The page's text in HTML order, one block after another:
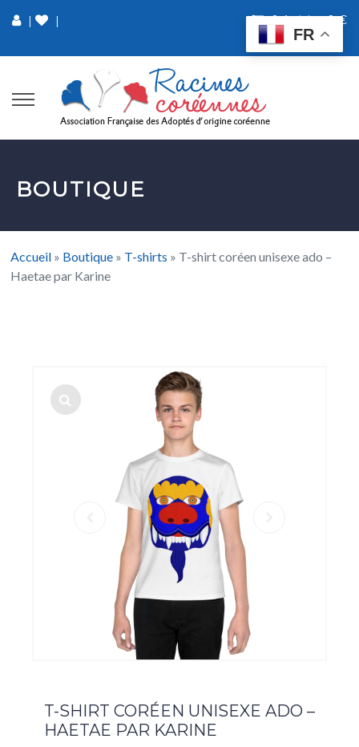
| 0 Article 0 €
|
BOUTIQUE
Accueil » Boutique » T-shirts » T-shirt coréen unisexe ado –
Haetae par Karine
T-SHIRT CORÉEN UNISEXE ADO –
HAETAE PAR KARINE
FR